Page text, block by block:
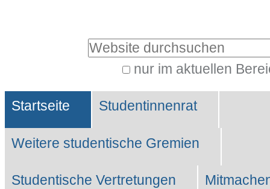
Website durchsuchen
nur im aktuellen
Suche…
Sektionen
Startseite Studentinnenrat
Weitere studentische Gremien
Studentische Vertretungen